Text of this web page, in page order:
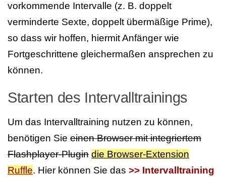
vorkommende Intervalle (z. B. doppelt
verminderte Sexte, doppelt übermäßige Prime),
so dass wir hoffen, hiermit Anfänger wie
Fortgeschrittene gleichermaßen ansprechen zu
können.
Starten des Intervalltrainings
Um das Intervalltraining nutzen zu können,
benötigen Sie einen Browser mit integriertem
Flashplayer-Plugin die Browser-Extension
Ruffle. Hier können Sie das >> Intervalltraining